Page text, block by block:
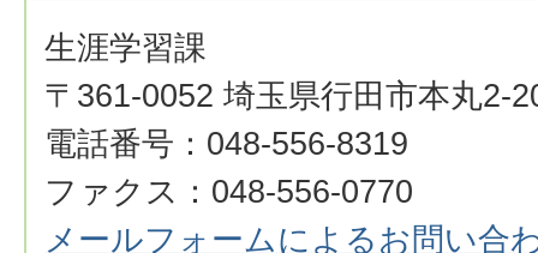
生涯学習課
〒361-0052 埼玉県行田市本丸2-
電話番号：048-556-8319
ファクス：048-556-0770
メールフォームによるお問い合